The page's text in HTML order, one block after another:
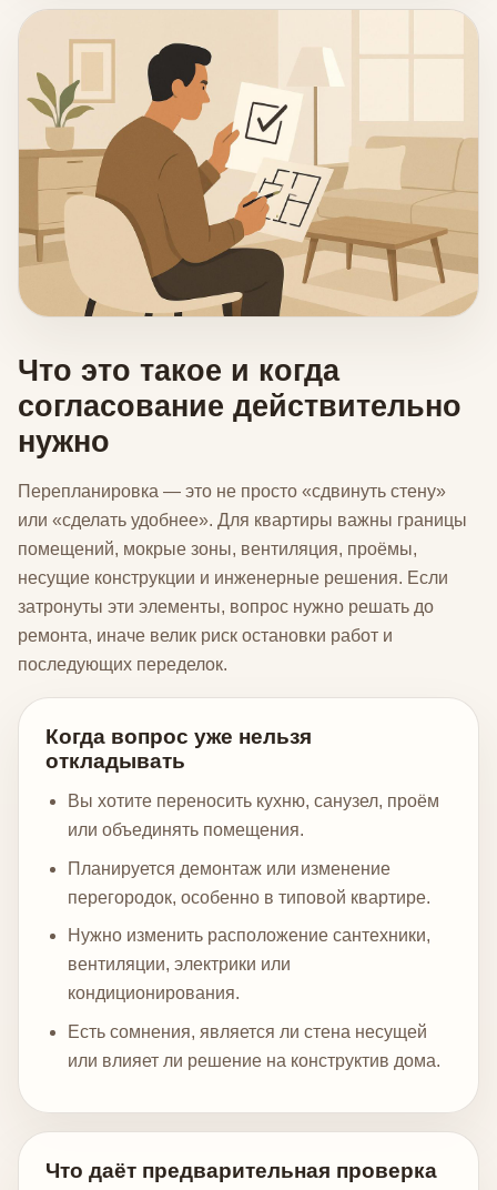
Что это такое и когда
согласование действительно
нужно
Перепланировка — это не просто «сдвинуть стену»
или «сделать удобнее». Для квартиры важны границы
помещений, мокрые зоны, вентиляция, проёмы,
несущие конструкции и инженерные решения. Если
затронуты эти элементы, вопрос нужно решать до
ремонта, иначе велик риск остановки работ и
последующих переделок.
Когда вопрос уже нельзя
откладывать
Вы хотите переносить кухню, санузел, проём
или объединять помещения.
Планируется демонтаж или изменение
перегородок, особенно в типовой квартире.
Нужно изменить расположение сантехники,
вентиляции, электрики или
кондиционирования.
Есть сомнения, является ли стена несущей
или влияет ли решение на конструктив дома.
Что даёт предварительная проверка